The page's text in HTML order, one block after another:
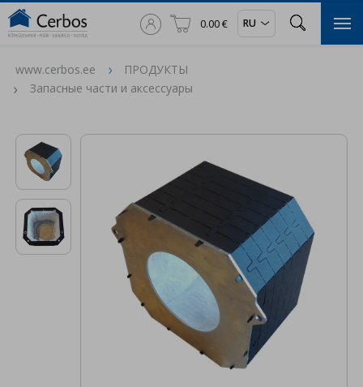
  0.00 € RU  
www.cerbos.ee
ПРОДУКТЫ
Запасные части и аксессуары